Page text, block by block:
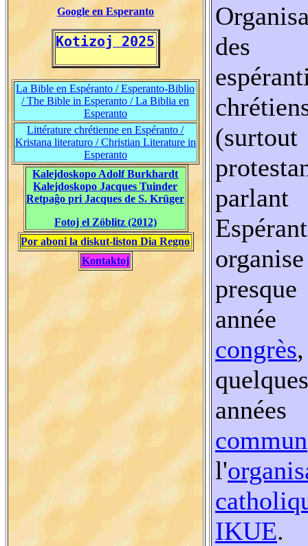
Google en Esperanto
Kotizoj 2025
La Bible en Espéranto / Esperanto-Biblio
/ The Bible in Esperanto / La Biblia en
Esperanto
Littérature chrétienne en Espéranto /
Kristana literaturo / Christian Literature in
Esperanto
Kalejdoskopo Adolf Burkhardt
Kalejdoskopo Jacques Tuinder
Retpaĝo pri Jacques de S. Krüger
Fotoj el Zöblitz (2012)
Por aboni la diskut-liston Dia Regno
Kontaktoj
des
(surtout
parlant
organise
presque
congrès
quelques
années
commun
l'
IKUE.